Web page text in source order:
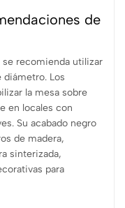
de
recomienda utilizar
Los
la mesa sobre
en locales con
Su acabado negro
de madera,
sinterizada,
para